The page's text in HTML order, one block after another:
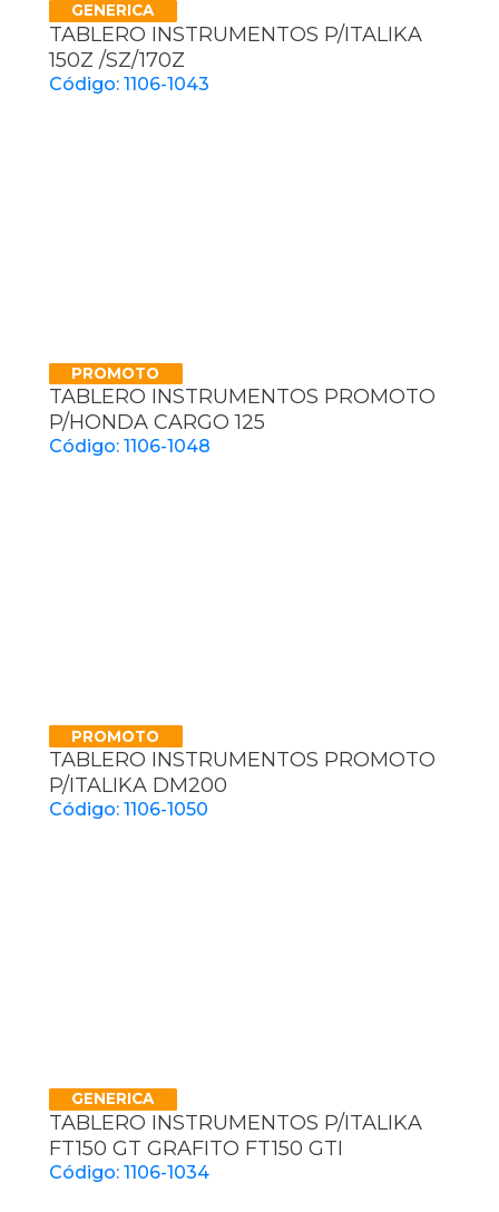
GENERICA
TABLERO INSTRUMENTOS P/ITALIKA
150Z /SZ/170Z
Código: 1106-1043
PROMOTO
TABLERO INSTRUMENTOS PROMOTO
P/HONDA CARGO 125
Código: 1106-1048
PROMOTO
TABLERO INSTRUMENTOS PROMOTO
P/ITALIKA DM200
Código: 1106-1050
GENERICA
TABLERO INSTRUMENTOS P/ITALIKA
FT150 GT GRAFITO FT150 GTI
Código: 1106-1034